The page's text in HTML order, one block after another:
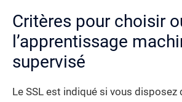
Critères pour choisir
l’apprentissage
supervisé
Le SSL est indiqué si vous disposez